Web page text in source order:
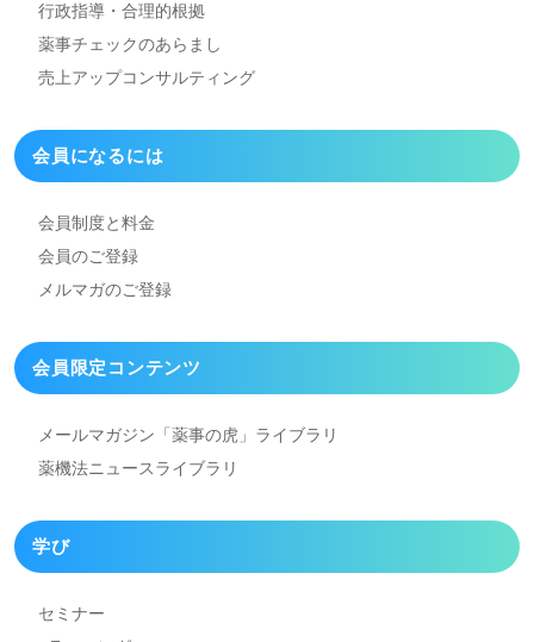
行政指導・合理的根拠
薬事チェックのあらまし
売上アップコンサルティング
会員になるには
会員制度と料金
会員のご登録
メルマガのご登録
会員限定コンテンツ
メールマガジン「薬事の虎」 ライブラリ
薬機法ニュースライブラリ
学び
セミナー